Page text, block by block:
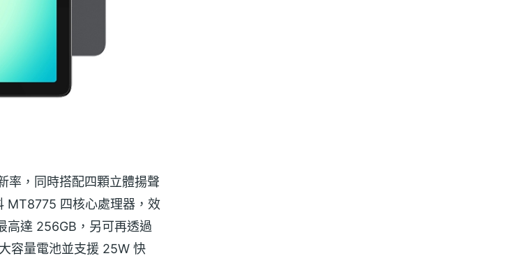
率，同時搭配四顆立體揚聲
MT8775 四核心處理器，效
高達 256GB，另可再透過
容量電池並支援 25W 快